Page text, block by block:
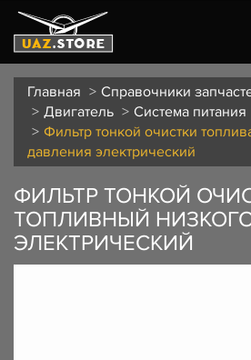
Главная Справочники
Двигатель
Система питания
Фильтр тонкой очистки
давления электрический
ФИЛЬТР ТОНКОЙ
ТОПЛИВНЫЙ
ЭЛЕКТРИЧЕСКИЙ